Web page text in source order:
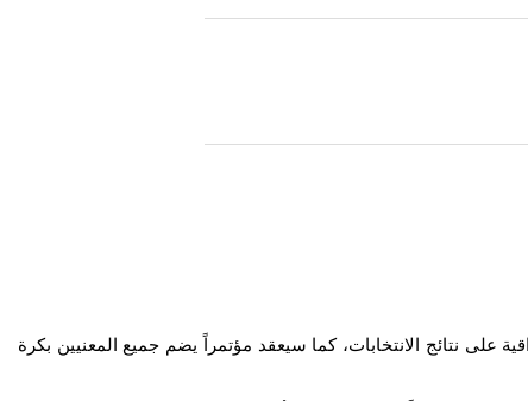
على نتائج الانتخابات، كما سيعقد مؤتمراً يضم جميع المعنيين بكرة